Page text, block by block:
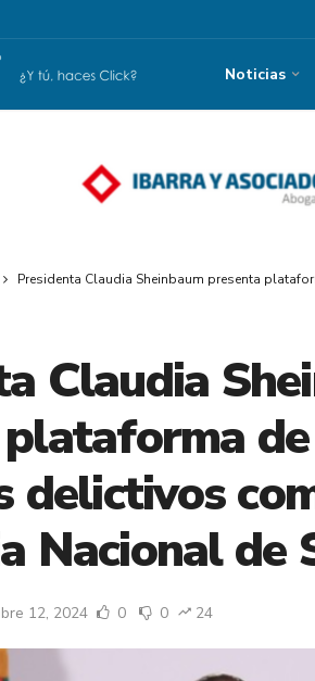
Noticias
Presidenta Claudia Sheinbaum presenta
Claudia
delictivos
Nacional de
12, 2024 0 0 24